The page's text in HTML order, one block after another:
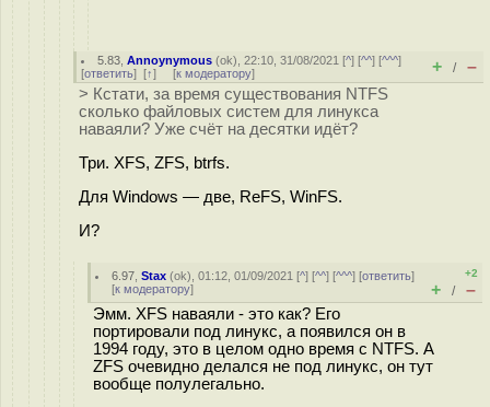
5.83 ,Annoynymous (ok), 22:10, 31/08/2021 [^] [^^] [^^^]
[ответить] [↑] [к модератору] + / –
> Кстати, за время существования NTFS
сколько файловых систем для линукса
наваяли? Уже счёт на десятки идёт?
Три. XFS, ZFS, btrfs.
Для Windows — две, ReFS, WinFS.
И?
6.97 ,Stax (ok), 01:12, 01/09/2021 [^] [^^] [^^^] [ответить]
[к модератору]
+2
+ / –
Эмм. XFS наваяли - это как? Его
портировали под линукс, а появился он в
1994 году, это в целом одно время с NTFS. А
ZFS очевидно делался не под линукс, он тут
вообще полулегально.